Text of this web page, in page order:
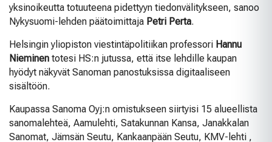
yksinoikeutta totuuteena pidettyyn tiedonvälitykseen, sanoo
Nykysuomi-lehden päätoimittaja Petri Perta.
Helsingin yliopiston viestintäpolitiikan professori Hannu
Nieminen totesi HS:n jutussa, että itse lehdille kaupan
hyödyt näkyvät Sanoman panostuksissa digitaaliseen
sisältöön.
Kaupassa Sanoma Oyj:n omistukseen siirtyisi 15 alueellista
sanomalehteä, Aamulehti, Satakunnan Kansa, Janakkalan
Sanomat, Jämsän Seutu, Kankaanpään Seutu, KMV-lehti ,